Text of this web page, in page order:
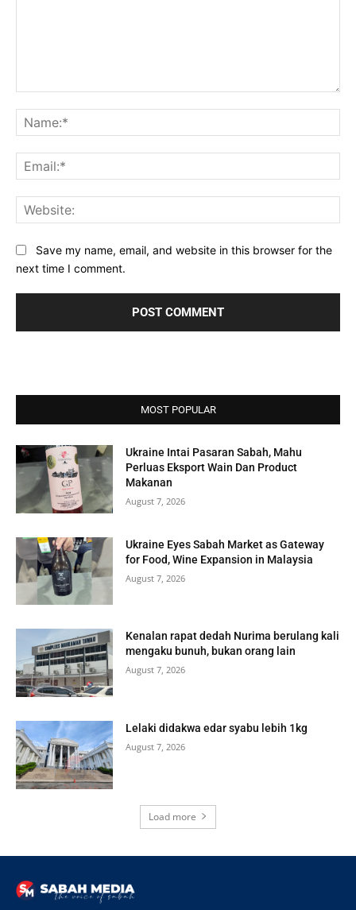
Save my name, email, and website in this browser for the
next time I comment.
MOST POPULAR
Ukraine Intai Pasaran Sabah, Mahu
Perluas Eksport Wain Dan Product
Makanan
August 7, 2026
Ukraine Eyes Sabah Market as Gateway
for Food, Wine Expansion in Malaysia
August 7, 2026
Kenalan rapat dedah Nurima berulang kali
mengaku bunuh, bukan orang lain
August 7, 2026
Lelaki didakwa edar syabu lebih 1kg
August 7, 2026
Load more